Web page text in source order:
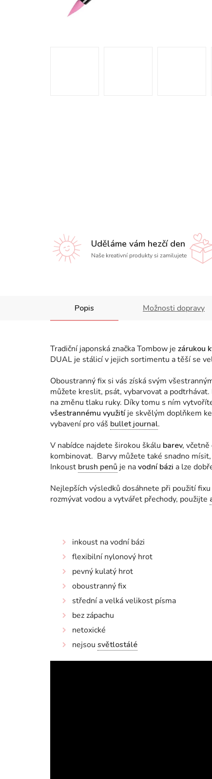
Uděláme vám hezčí den
Naše kreativní produkty si zamilujete
Popis Možnosti dopravy
Tradiční japonská značka Tombow je zárukou
DUAL je stálicí v jejich sortimentu a těší se
Oboustranný fix si vás získá svým
můžete kreslit, psát, vybarvovat a
na změnu tlaku ruky. Díky tomu s ním
všestrannému využitíje skvělým doplňkem
vybavení pro váš bullet journal.
V nabídce najdete širokou škálu barev, včetně
kombinovat. Barvy můžete také snadno
Inkoust brush penů je navodní bázi a lze
Nejlepších výsledků dosáhnete při použití fixu
rozmývat vodou a vytvářet přechody, použijte
inkoust na vodní bázi
flexibilní nylonový hrot
pevný kulatý hrot
oboustranný fix
střední a velká velikost písma
bez zápachu
netoxické
nejsou světlostálé